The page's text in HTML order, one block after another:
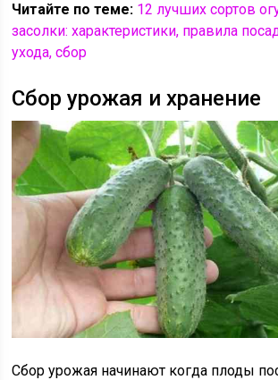
Читайте по теме: 12 лучших сортов
засолки: характеристики, правила
ухода, сбор
Сбор урожая и хранение
Сбор урожая начинают когда плоды